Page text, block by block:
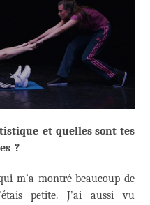
et quelles sont tes
?
m’a montré beaucoup de
petite. J’ai aussi vu